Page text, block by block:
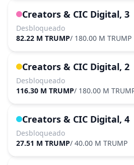
Creators & CIC Digital, 3
Desbloqueado
82.22 M TRUMP/ 180.00 M TRUMP
Creators & CIC Digital, 2
Desbloqueado
116.30 M TRUMP/ 180.00 M
Creators & CIC Digital, 4
Desbloqueado
27.51 M TRUMP/ 40.00 M TRUMP